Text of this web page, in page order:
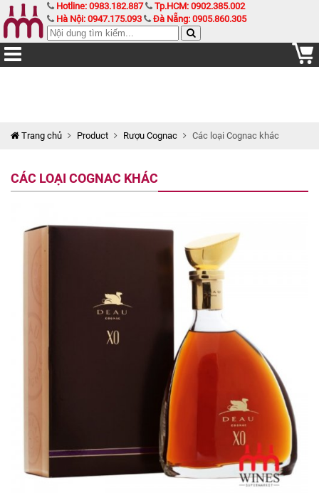
Hotline: 0983.182.887
Tp.HCM: 0902.385.002
Hà Nội: 0947.175.093
Đà Nẵng: 0905.860.305
Trang chủ Product Rượu Cognac Các loại Cognac khác
CÁC LOẠI COGNAC KHÁC